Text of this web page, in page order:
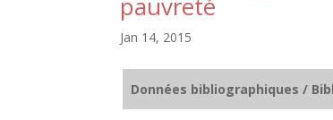
Jan 14, 2015
Données bibliographiques /